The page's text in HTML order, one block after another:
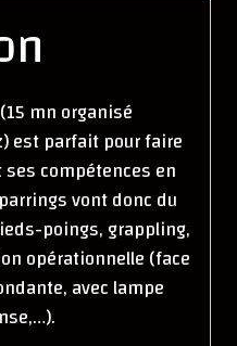
mn organisé
est parfait pour faire
compétences en
vont donc du
poings, grappling,
opérationnelle (face
avec lampe